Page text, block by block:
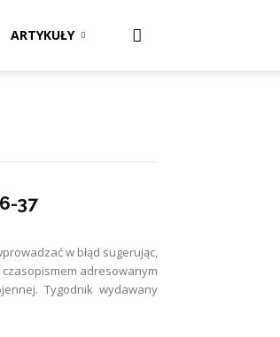
ARTYKUŁY
37
w błąd sugerując,
adresowanym
Tygodnik wydawany